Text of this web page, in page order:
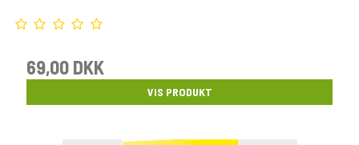
69,00 DKK
VIS PRODUKT